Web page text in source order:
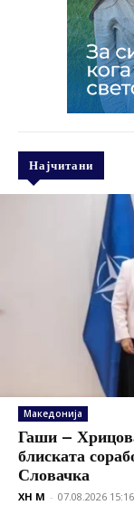
Најчитани
Македонија
Гаши –
блиската
Словачка
XH M - 07.08.2026 15:16